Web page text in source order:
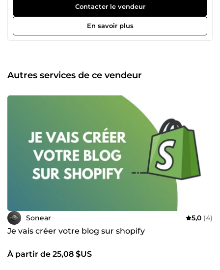
irréprochable dans la réalisation de vos projets. N’hésitez
donc pas à consulter la liste des différents services que
nous proposons et nous contacter pour tout autre besoin
spécifique en rapport avec nos services.
Contacter le vendeur
En savoir plus
Autres services de ce vendeur
Sonear 5,0 (4)
Je vais créer votre blog sur shopify
À partir de 25,08 $US